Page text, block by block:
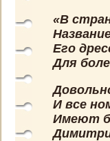
«В
Его
Для
И все
Имеют